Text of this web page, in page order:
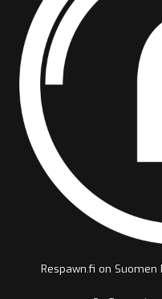
Respawn.fi on